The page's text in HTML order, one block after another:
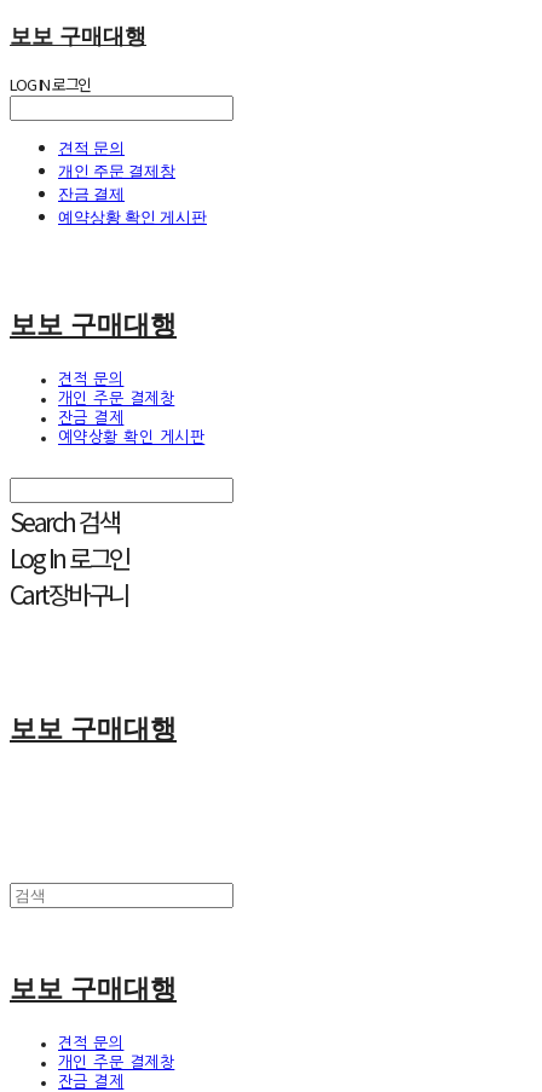
보보 구매대행
LOG IN로그인
견적 문의
개인 주문 결제창
잔금 결제
예약상황 확인 게시판
보보 구매대행
견적 문의
개인 주문 결제창
잔금 결제
예약상황 확인 게시판
Search검색
Log In로그인
Cart장바구니
보보 구매대행
보보 구매대행
견적 문의
개인 주문 결제창
잔금 결제